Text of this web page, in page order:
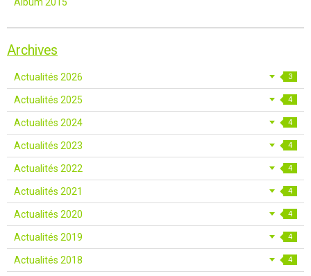
Archives
Actualités 2026 3
Actualités 2025 4
Actualités 2024 4
Actualités 2023 4
Actualités 2022 4
Actualités 2021 4
Actualités 2020 4
Actualités 2019 4
Actualités 2018 4